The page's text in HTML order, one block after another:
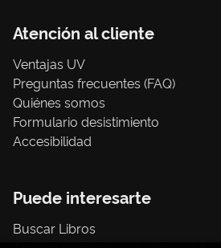
Atención al cliente
Ventajas UV
Preguntas frecuentes (FAQ)
Quiénes somos
Formulario desistimiento
Accesibilidad
Puede interesarte
Buscar Libros